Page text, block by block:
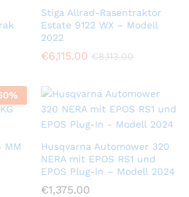
Stiga Allrad-Rasentraktor
Estate 9122 WX – Modell
2022
€6,115.00 €8,113.00
%
MM
Husqvarna Automower 320
NERA mit EPOS RS1 und
EPOS Plug-In – Modell 2024
€1,375.00